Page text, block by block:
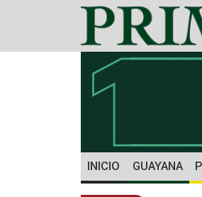
INICIO GUAYANA